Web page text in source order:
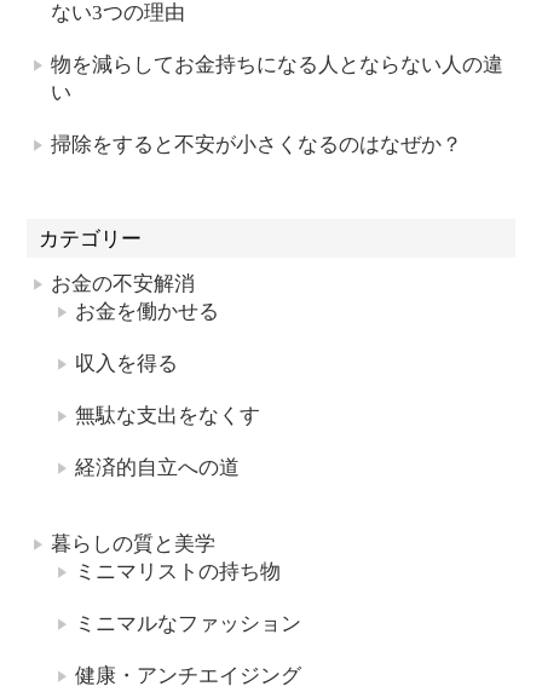
ない3つの理由
物を減らしてお金持ちになる人とならない人の違
い
掃除をすると不安が小さくなるのはなぜか？
カテゴリー
お金の不安解消
お金を働かせる
収入を得る
無駄な支出をなくす
経済的自立への道
暮らしの質と美学
ミニマリストの持ち物
ミニマルなファッション
健康・アンチエイジング